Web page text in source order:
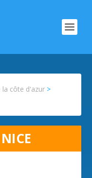
la côte d'azur >